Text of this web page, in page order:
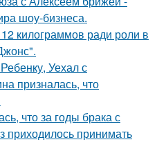
шоу-бизнеса.
килограммов ради роли в
Уехал с
призналась, что
что за годы брака с
принимать